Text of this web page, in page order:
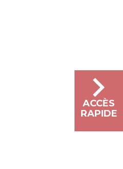
ACCÈS
RAPIDE